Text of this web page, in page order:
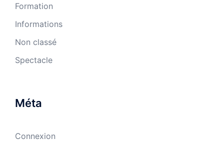
Formation
Informations
Non classé
Spectacle
Méta
Connexion